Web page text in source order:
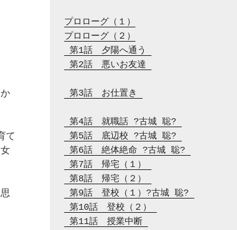
て
プロローグ（１）
プロローグ（２）
第1話　夕陽へ通う
第2話　悪いお友達
第3話　お仕置き
第4話　就職話 ?古城 聡?
第5話　底辺校 ?古城 聡?
第6話　絶体絶命 ?古城 聡?
第7話　帰宅（１）
第8話　帰宅（２）
第9話　登校（１）?古城 聡?
第10話　登校（２）
第11話　授業中断